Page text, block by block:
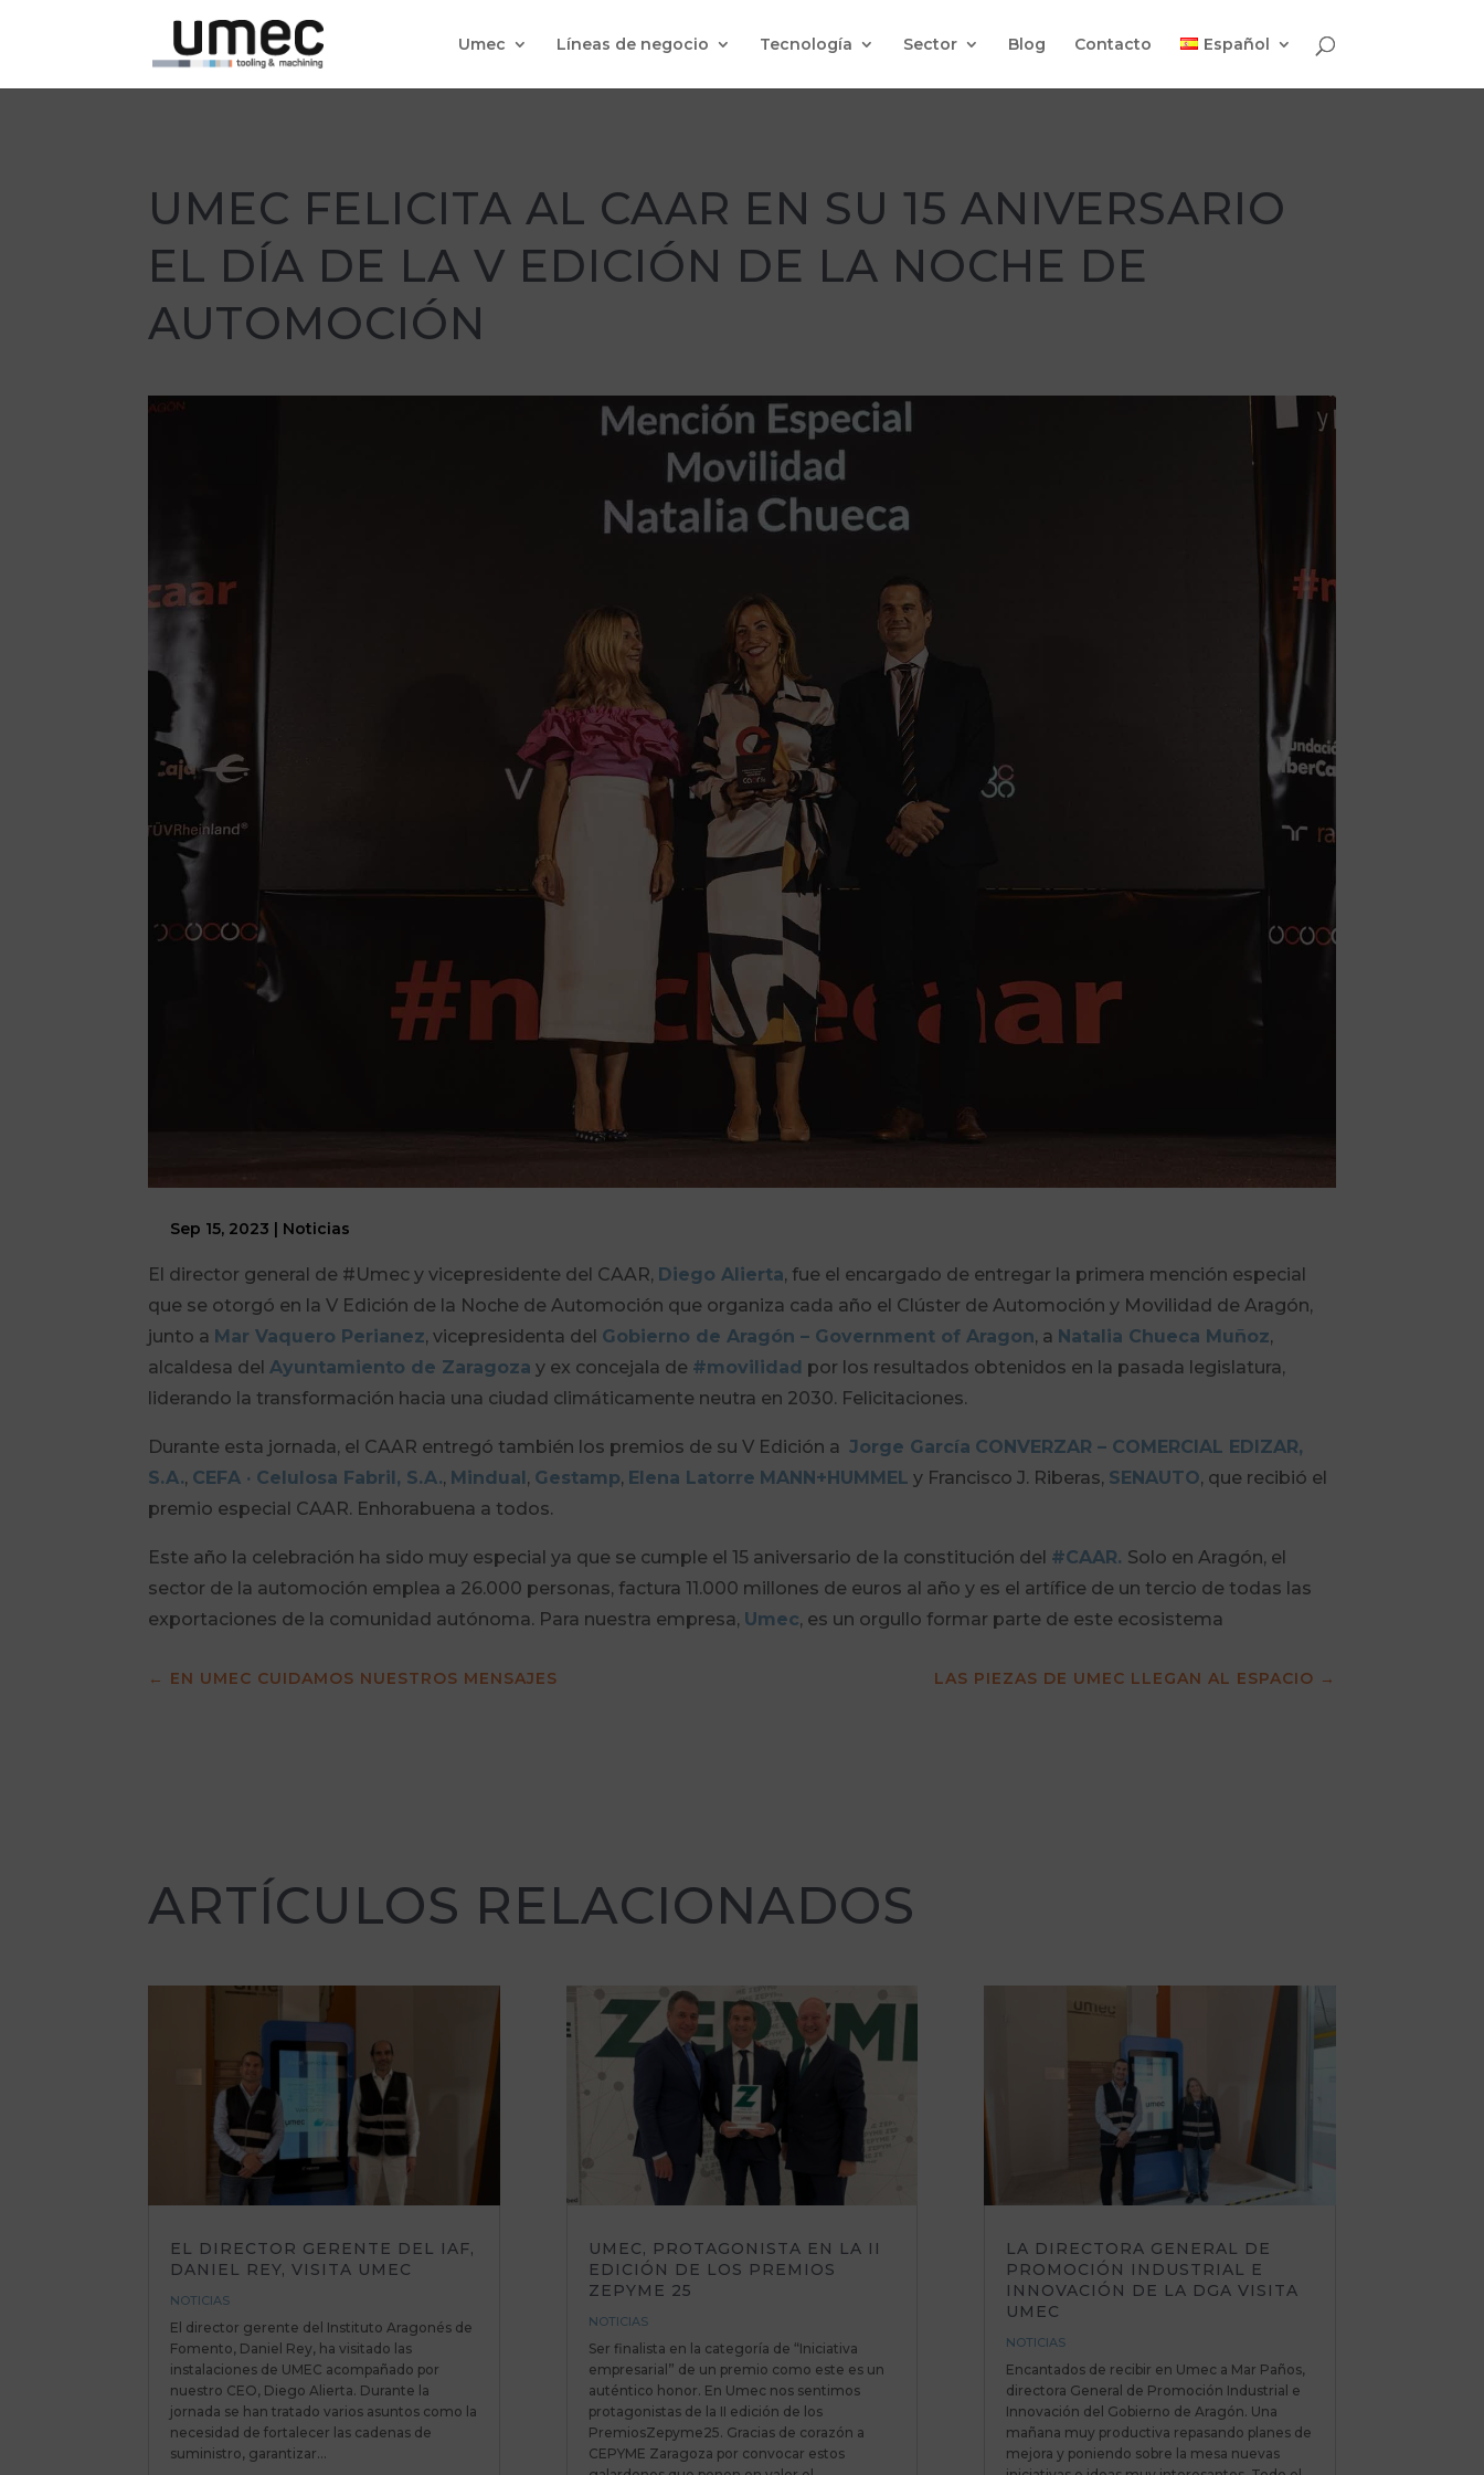
Umec Líneas de negocio Tecnología Sector Blog Contacto Español
UMEC FELICITA AL CAAR EN SU 15 ANIVERSARIO
EL DÍA DE LA V EDICIÓN DE LA NOCHE DE
AUTOMOCIÓN
Sep 15, 2023 | Noticias
El director general de #Umec y vicepresidente del CAAR, Diego Alierta, fue el encargado de entregar la primera mención especial
que se otorgó en la V Edición de la Noche de Automoción que organiza cada año el Clúster de Automoción y Movilidad de Aragón,
junto a Mar Vaquero Perianez, vicepresidenta del Gobierno de Aragón – Government of Aragon, a Natalia Chueca Muñoz,
alcaldesa delAyuntamiento de Zaragoza y ex concejala de #movilidad por los resultados obtenidos en la pasada legislatura,
liderando la transformación hacia una ciudad climáticamente neutra en 2030. Felicitaciones.
Durante esta jornada, el CAAR entregó también los premios de su V Edición aJorge García CONVERZAR – COMERCIAL EDIZAR,
S.A., CEFA · Celulosa Fabril, S.A., Mindual , Gestamp, Elena Latorre MANN+HUMMEL y Francisco J. Riberas, SENAUTO, que recibió el
premio especial CAAR. Enhorabuena a todos.
Este año la celebración ha sido muy especial ya que se cumple el 15 aniversario de la constitución del #CAAR. Solo en Aragón, el
sector de la automoción emplea a 26.000 personas, factura 11.000 millones de euros al año y es el artífice de un tercio de todas las
exportaciones de la comunidad autónoma. Para nuestra empresa, Umec, es un orgullo formar parte de este ecosistema
← EN UMEC CUIDAMOS NUESTROS MENSAJES LAS PIEZAS DE UMEC LLEGAN AL ESPACIO →
ARTÍCULOS RELACIONADOS
EL DIRECTOR GERENTE DEL IAF,
DANIEL REY, VISITA UMEC
NOTICIAS
El director gerente del Instituto Aragonés de
Fomento, Daniel Rey, ha visitado las
instalaciones de UMEC acompañado por
nuestro CEO, Diego Alierta. Durante la
jornada se han tratado varios asuntos como la
necesidad de fortalecer las cadenas de
suministro, garantizar...
UMEC, PROTAGONISTA EN LA II
EDICIÓN DE LOS PREMIOS
ZEPYME 25
NOTICIAS
Ser finalista en la categoría de “Iniciativa
empresarial” de un premio como este es un
auténtico honor. En Umec nos sentimos
protagonistas de la II edición de los
PremiosZepyme25. Gracias de corazón a
CEPYME Zaragoza por convocar estos
LA DIRECTORA GENERAL DE
PROMOCIÓN INDUSTRIAL E
INNOVACIÓN DE LA DGA VISITA
UMEC
NOTICIAS
Encantados de recibir en Umec a Mar Paños,
directora General de Promoción Industrial e
Innovación del Gobierno de Aragón. Una
mañana muy productiva repasando planes de
mejora y poniendo sobre la mesa nuevas